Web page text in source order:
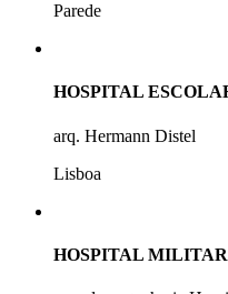
Parede
HOSPITAL
arq. Hermann Distel
Lisboa
HOSPITAL